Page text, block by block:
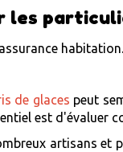
les
de glaces peut
est d'évaluer
artisans